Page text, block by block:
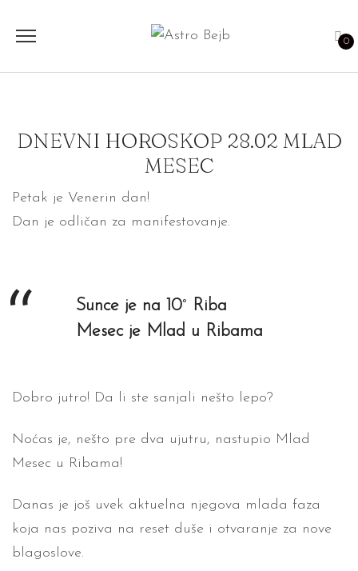
0
DNEVNI HOROSKOP 28.02 MLAD
MESEC
Petak je Venerin dan!
Dan je odličan za manifestovanje.
Sunce je na 10° Riba
Mesec je Mlad u Ribama
Dobro jutro! Da li ste sanjali nešto lepo?
Noćas je, nešto pre dva ujutru, nastupio Mlad
Mesec u Ribama!
Danas je još uvek aktuelna njegova mlada faza
koja nas poziva na reset duše i otvaranje za nove
blagoslove.